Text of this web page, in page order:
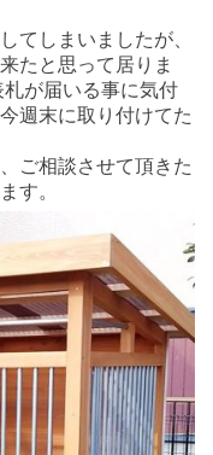
てしまいましたが、
たと思って居りま
が届いる事に気付
週末に取り付けてた
ご相談させて頂きた
す。